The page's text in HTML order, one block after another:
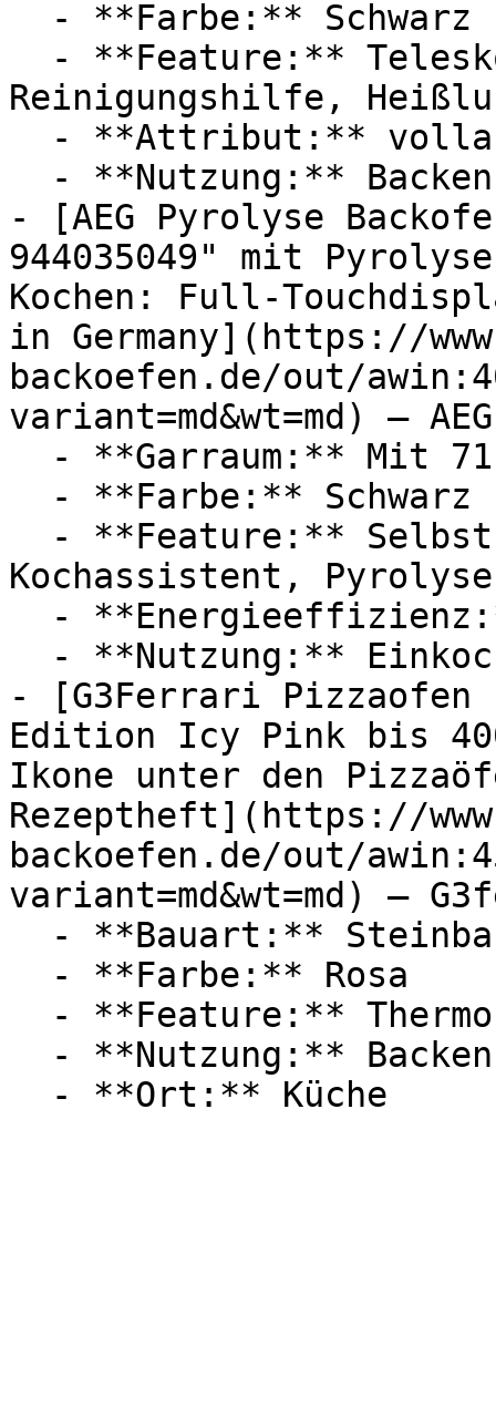
Reinigungshilfe,
- [AEG Pyrolyse
944035049" mit
Kochen:
in Germany](https://
backoefen.de/out/
variant=md&wt=md) — AEG
Kochassistent, Pyrolyse
- [G3Ferrari Pizzaofen
Edition Icy Pink bis
Ikone unter den
Rezeptheft](https://
backoefen.de/out/
variant=md&wt=md) —